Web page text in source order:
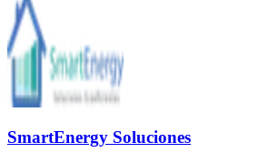
SmartEnergy Soluciones